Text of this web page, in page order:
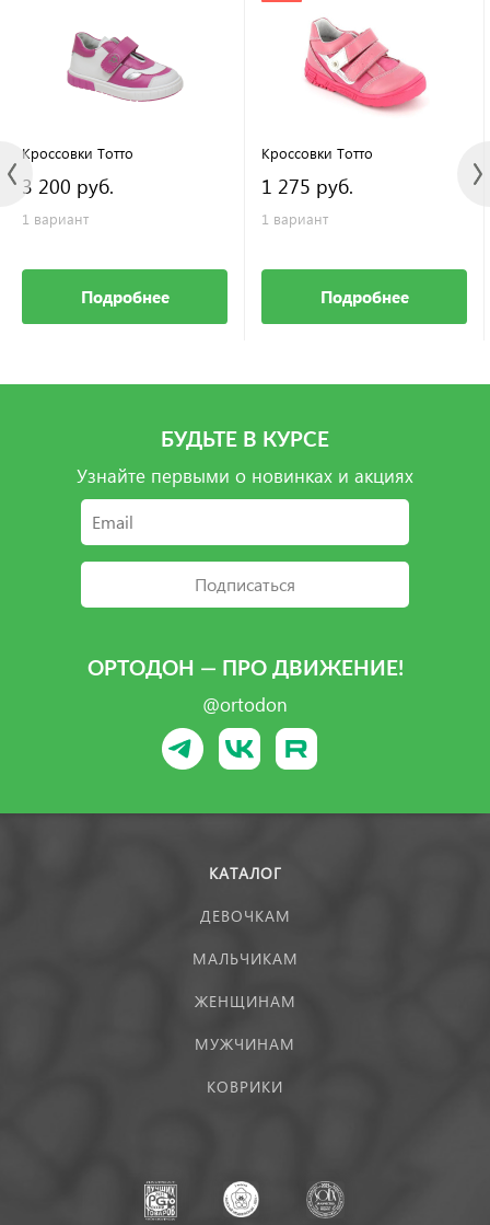
Кроссовки Тотто
3 200 руб.
1 вариант
Подробнее
Кроссовки Тотто
1 275 руб.
1 вариант
Подробнее
БУДЬТЕ В КУРСЕ
Узнайте первыми о новинках и акциях
Подписаться
ОРТОДОН — ПРО ДВИЖЕНИЕ!
@ortodon
КАТАЛОГ
ДЕВОЧКАМ
МАЛЬЧИКАМ
ЖЕНЩИНАМ
МУЖЧИНАМ
КОВРИКИ